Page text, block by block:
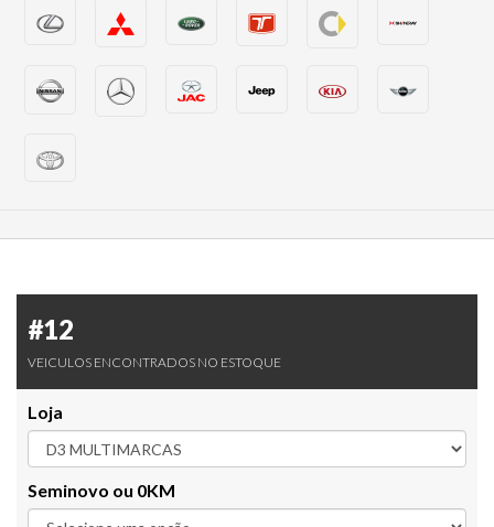
#12
VEICULOS ENCONTRADOS NO ESTOQUE
Loja
Seminovo ou 0KM